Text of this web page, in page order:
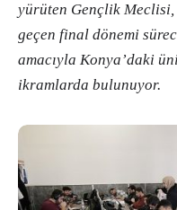
yürüten Gençlik
geçen final dönemi
amacıyla Konya’daki
ikramlarda bulunuyor.